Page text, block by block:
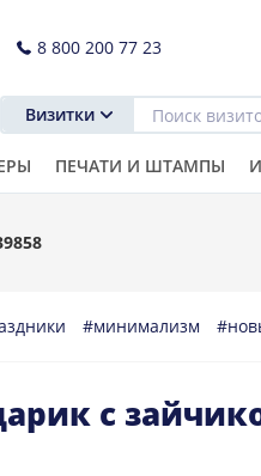
8 800 200 77 23
Визитки
ПЕЧАТИ И ШТАМПЫ
#минимализм
с